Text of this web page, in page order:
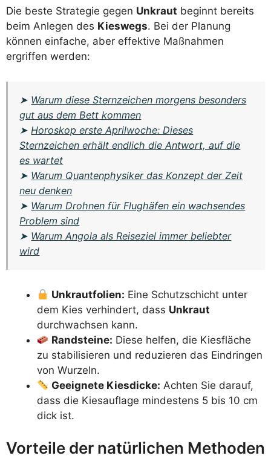
Die beste Strategie gegen Unkraut beginnt bereits
beim Anlegen des Kieswegs. Bei der Planung
können einfache, aber effektive Maßnahmen
ergriffen werden:
➤ Warum diese Sternzeichen morgens besonders
gut aus dem Bett kommen
➤Horoskop erste Aprilwoche: Dieses
Sternzeichen erhält endlich die Antwort, auf die
es wartet
➤ Warum Quantenphysiker das Konzept der Zeit
neu denken
➤ Warum Drohnen für Flughäfen ein wachsendes
Problem sind
➤ Warum Angola als Reiseziel immer beliebter
wird
Unkrautfolien: Eine Schutzschicht unter
dem Kies verhindert, dass Unkraut
durchwachsen kann.
Randsteine: Diese helfen, die Kiesfläche
zu stabilisieren und reduzieren das Eindringen
von Wurzeln.
Geeignete Kiesdicke: Achten Sie darauf,
dass die Kiesauflage mindestens 5 bis 10 cm
dick ist.
Vorteile der natürlichen Methoden